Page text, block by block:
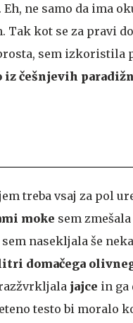
ne samo da ima
Tak kot se za pravi
sem izkoristila
iz češnjevih
treba vsaj za pol
moke sem
sem nasekljala še
domačega
jajce in ga
testo bi moralo